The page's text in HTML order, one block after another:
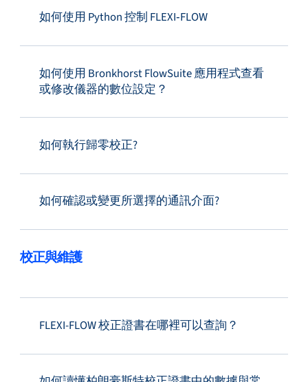
如何使用 Python 控制 FLEXI‑FLOW
如何使用 Bronkhorst FlowSuite 應用程式查看
或修改儀器的數位設定？
如何執行歸零校正?
如何確認或變更所選擇的通訊介面?
校正與維護
FLEXI-FLOW 校正證書在哪裡可以查詢？